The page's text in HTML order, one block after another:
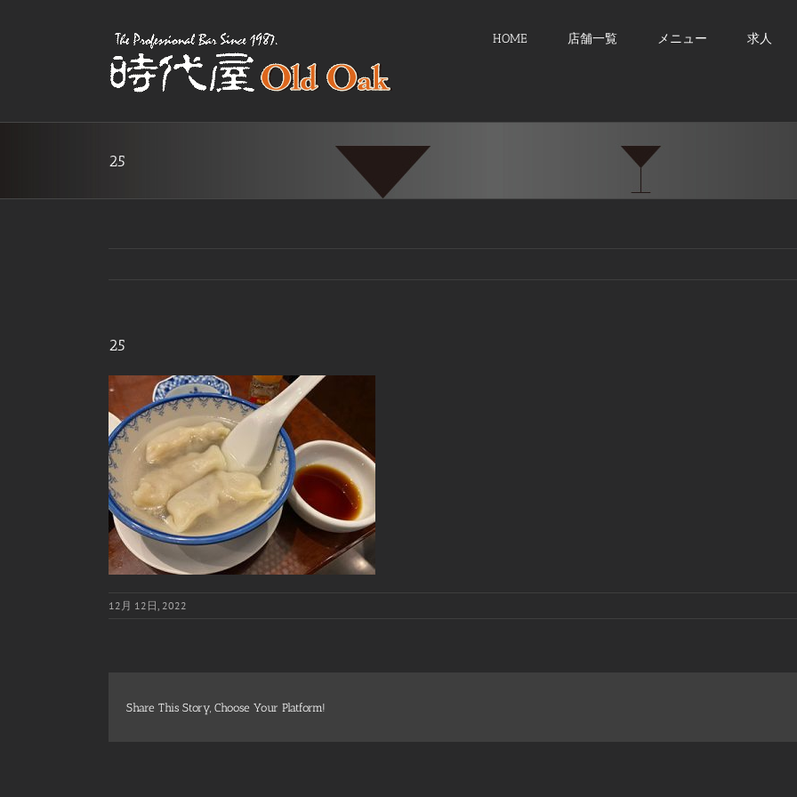
HOME 店舗一覧 メニュー 求人
25
25
12月 12日, 2022
Share This Story, Choose Your Platform!